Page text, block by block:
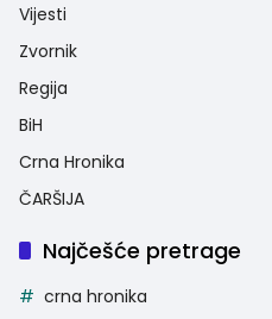
Vijesti
Zvornik
Regija
BiH
Crna Hronika
ČARŠIJA
Najčešće pretrage
crna hronika